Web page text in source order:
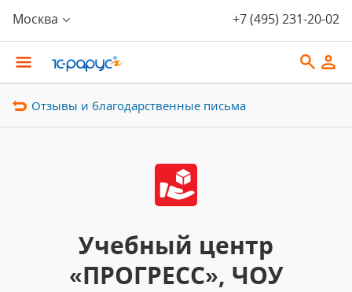
Москва +7 (495) 231-20-02
Отзывы и благодарственные письма
Учебный центр
«ПРОГРЕСС», ЧОУ